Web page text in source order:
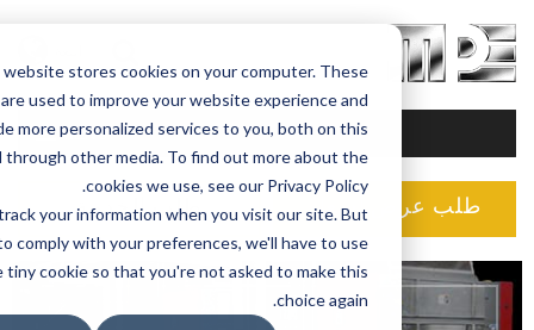
This website stores cookies on your computer. These
cookies are used to improve your website experience and
provide more personalized services to you, both on this
and through other media. To find out more about the
cookies we use, see our Privacy Policy.
won't track your information when you visit our site. But
in order to comply with your preferences, we'll have to use
just one tiny cookie so that you're not asked to make this
choice again.
MENU
عرض أسعار طلب الخدمة